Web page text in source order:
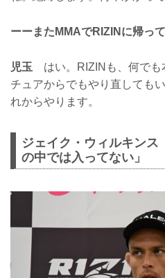
ーーまたMMAでRIZINに帰って
児玉 はい。RIZINも、何でも
チュアからでもやり直しても
れからやります。
ジェイク・ウィルキンス
の中では入ってない」